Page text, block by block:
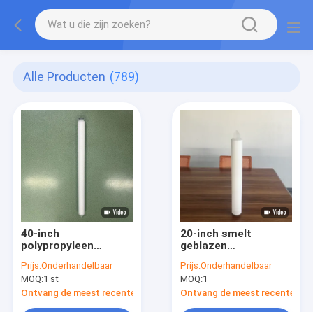
Alle Producten (789)
40-inch
polypropyleen
waterfilterpatroon
met 226/vin eindkap
voor filtratie met
hoge doorstroming
Prijs:Onderhandelbaar
MOQ:1 st
Ontvang de meest recente Prijs
20-inch smelt
geblazen
binnenkern voor
waterzuivering
Prijs:Onderhandelbaar
MOQ:1
Ontvang de meest recente